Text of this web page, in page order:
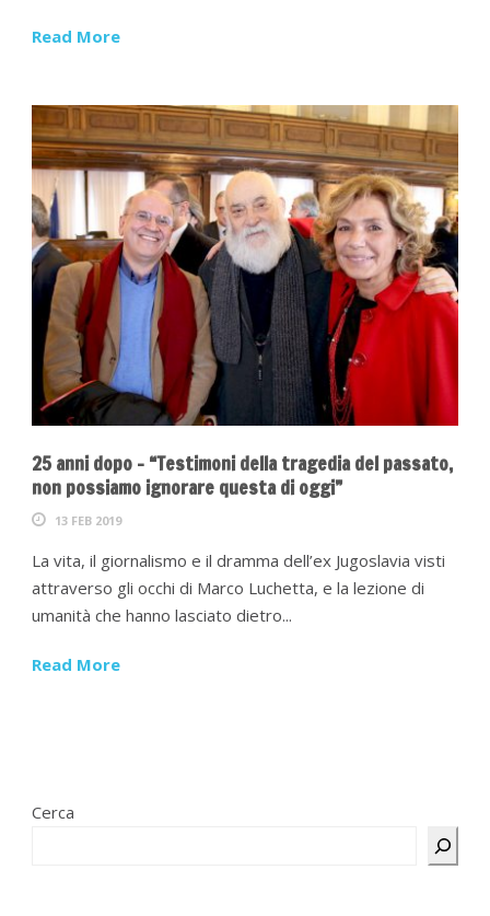
Read More
25 anni dopo – “Testimoni della tragedia del passato,
non possiamo ignorare questa di oggi”
13 FEB 2019
La vita, il giornalismo e il dramma dell’ex Jugoslavia visti
attraverso gli occhi di Marco Luchetta, e la lezione di
umanità che hanno lasciato dietro...
Read More
Cerca